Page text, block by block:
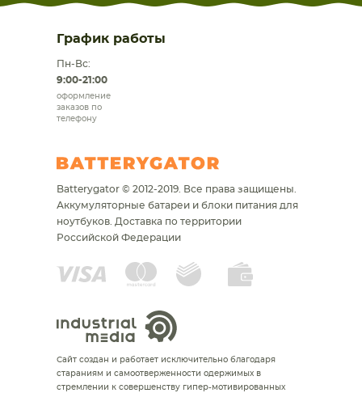
График работы
Пн-Вс:
9:00-21:00
оформление
заказов по
телефону
Batterygator © 2012-2019. Все права защищены.
Аккумуляторные батареи и блоки питания для
ноутбуков. Доставка по территории
Российской Федерации
Сайт создан и работает исключительно благодаря
стараниям и самоотверженности одержимых в
стремлении к совершенству гипер-мотивированных